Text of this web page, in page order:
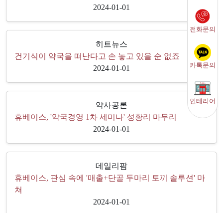
2024-01-01
히트뉴스
건기식이 약국을 떠난다고 손 놓고 있을 순 없죠
2024-01-01
약사공론
휴베이스, '약국경영 1차 세미나' 성황리 마무리
2024-01-01
데일리팜
휴베이스, 관심 속에 '매출+단골 두마리 토끼 솔루션' 마
쳐
2024-01-01
전화문의
카톡문의
인테리어